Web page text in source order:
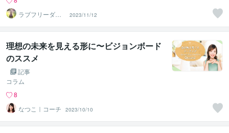
ラブフリーダム
セッション
2023/11/12
理想の未来を見える形に〜ビジョンボード
のススメ
記事
コラム
8
なつこ｜コーチ
2023/10/10